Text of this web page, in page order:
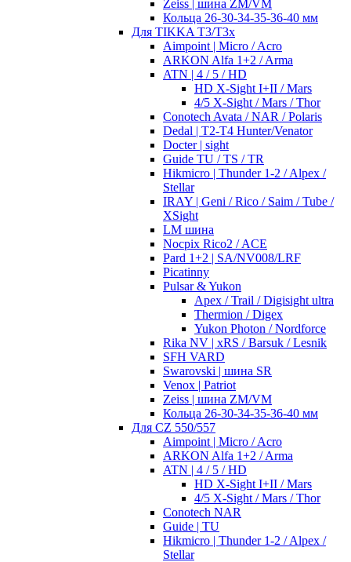
Zeiss | шина ZM/VM
Кольца 26-30-34-35-36-40 мм
Для TIKKA T3/T3x
Aimpoint | Micro / Acro
ARKON Alfa 1+2 / Arma
ATN | 4 / 5 / HD
HD X-Sight I+II / Mars
4/5 X-Sight / Mars / Thor
Conotech Avata / NAR / Polaris
Dedal | T2-T4 Hunter/Venator
Docter | sight
Guide TU / TS / TR
Hikmicro | Thunder 1-2 / Alpex /
Stellar
IRAY | Geni / Rico / Saim / Tube /
XSight
LM шина
Nocpix Rico2 / ACE
Pard 1+2 | SA/NV008/LRF
Picatinny
Pulsar & Yukon
Apex / Trail / Digisight ultra
Thermion / Digex
Yukon Photon / Nordforce
Rika NV | xRS / Barsuk / Lesnik
SFH VARD
Swarovski | шина SR
Venox | Patriot
Zeiss | шина ZM/VM
Кольца 26-30-34-35-36-40 мм
Для CZ 550/557
Aimpoint | Micro / Acro
ARKON Alfa 1+2 / Arma
ATN | 4 / 5 / HD
HD X-Sight I+II / Mars
4/5 X-Sight / Mars / Thor
Conotech NAR
Guide | TU
Hikmicro | Thunder 1-2 / Alpex /
Stellar